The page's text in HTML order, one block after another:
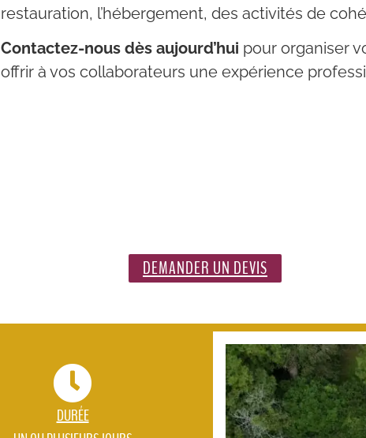
restauration, l’hébergement, des activités de
Contactez-nous dès aujourd’hui pour organiser
offrir à vos collaborateurs une expérience
DEMANDER UN DEVIS
DURÉE